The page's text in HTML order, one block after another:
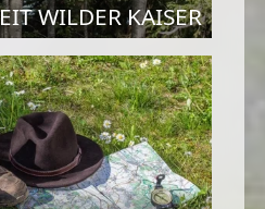
WILDER KAISER